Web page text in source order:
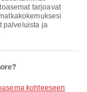
tarjoavat
palveluista ja